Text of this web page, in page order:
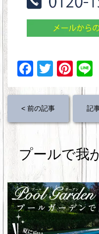
F
c
e
o
k
T
tt
er
Pi
nt
er
e
st
< 前の記事 記
プールで我